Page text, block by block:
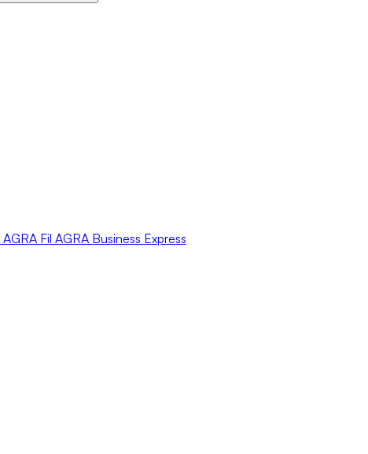
AGRA Fil AGRA Business Express